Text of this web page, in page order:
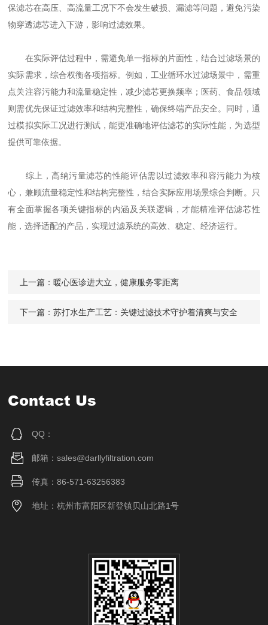
保滤芯在高压、高流量工况下不会发生破损、漏滤等问题，避免污染
物穿透滤芯进入下游，影响过滤效果。
在实际评估过程中，需避免单一指标的片面性，结合过滤场景的
实际需求，综合权衡各项指标。例如，工业循环水过滤场景中，需重
点关注容污能力和流量稳定性，减少滤芯更换频率；医药、食品领域
则需优先保证过滤效率和结构完整性，确保终端产品安全。同时，通
过模拟实际工况进行测试，能更准确地评估滤芯的实际性能，为选型
提供可靠依据。
综上，高纳污量滤芯的性能评估需以过滤效率和容污能力为核
心，兼顾流量稳定性和结构完整性，结合实际应用场景综合判断。只
有全面掌握各项关键指标的内涵及关联逻辑，才能精准评估滤芯性
能，选择适配的产品，实现过滤系统的高效、稳定、经济运行。
上一篇：暖心医诊进大立，健康服务零距离
下一篇：苏打水生产工艺：关键过滤技术守护着清爽与安全
Contact Us
QQ：
邮箱：sales@darllyfiltration.com
传真：86-571-63256383
地址：杭州市富阳区新登镇贝山北路1号